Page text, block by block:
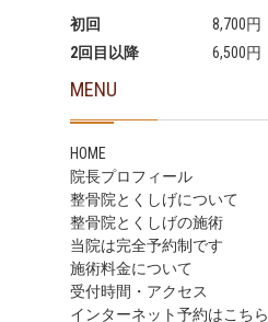
初回
8,700円
2回目以降
6,500円
MENU
HOME
院長プロフィール
整骨院とくしげについて
整骨院とくしげの施術
当院は完全予約制です
施術料金について
受付時間・アクセス
インターネット予約はこちら